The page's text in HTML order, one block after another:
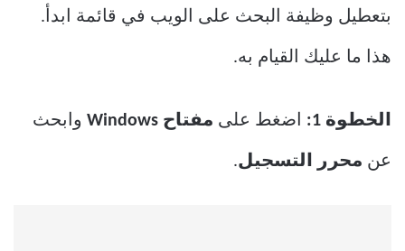
بتعطيل وظيفة البحث على الويب في قائمة ابدأ.
هذا ما عليك القيام به.
الخطوة 1: اضغط على مفتاح Windows وابحث
عن محرر التسجيل.